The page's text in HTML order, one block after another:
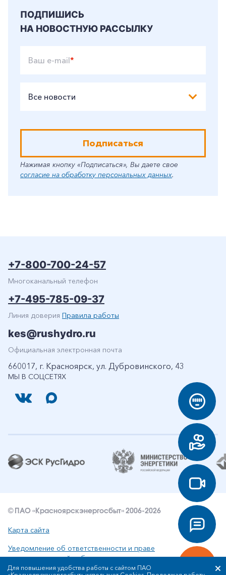
ПОДПИШИСЬ
НА НОВОСТНУЮ РАССЫЛКУ
Ваш e-mail*
Все новости
Подписаться
Нажимая кнопку «Подписаться», Вы даете свое
согласие на обработку персональных данных.
МЫ В СОЦСЕТЯХ
+7-800-700-24-57
Многоканальный телефон
+7-495-785-09-37
Линия доверия Правила работы
kes@rushydro.ru
Официальная электронная почта
660017, г. Красноярск, ул. Дубровинского, 43
© ПАО «Красноярскэнергосбыт» 2006-2026
Карта сайта
Уведомление об ответственности и праве
интеллектуальной собственности
Для повышения удобства работы с сайтом ПАО